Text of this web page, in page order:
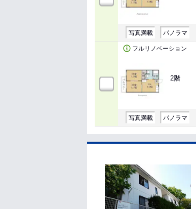
写真満載 パノラマ
フルリノベーション
2階
写真満載 パノラマ